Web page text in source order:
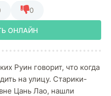
0
ОНЛАЙН
Руин говорит, что когда
на улицу. Старики-
Цань Лао, нашли